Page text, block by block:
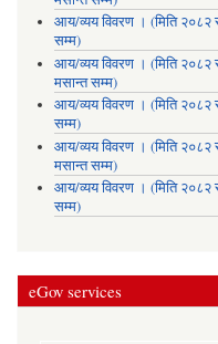
आय/व्यय विवरण । (मिति
सम्म)
आय/व्यय विवरण । (मिति
मसान्त सम्म)
आय/व्यय विवरण । (मिति
सम्म)
आय/व्यय विवरण । (मिति
मसान्त सम्म)
आय/व्यय विवरण । (मिति
सम्म)
eGov services